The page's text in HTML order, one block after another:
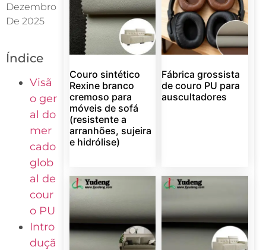
Dezembro
De 2025
Índice
Visã
o ger
al do
mer
cado
glob
al de
cour
o PU
Intro
duçã
Couro sintético
Rexine branco
cremoso para
móveis de sofá
(resistente a
arranhões, sujeira
e hidrólise)
Fábrica grossista
de couro PU para
auscultadores